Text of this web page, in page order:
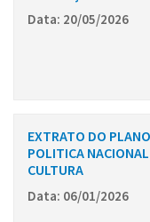
Data: 20/05/2026
EXTRATO DO
POLITICA
CULTURA
Data: 06/01/2026